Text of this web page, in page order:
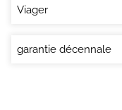
Viager
garantie décennale